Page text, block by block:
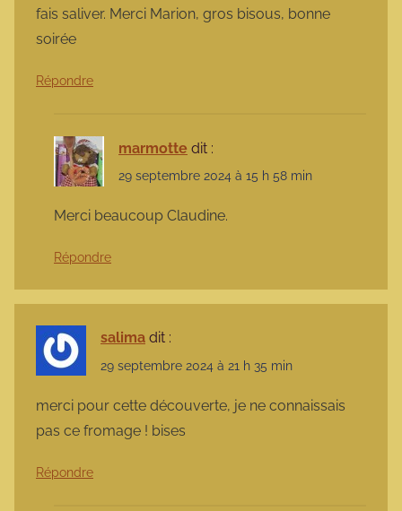
fais saliver. Merci Marion, gros bisous, bonne
soirée
Répondre
marmotte dit :
29 septembre 2024 à 15 h 58 min
Merci beaucoup Claudine.
Répondre
salima dit :
29 septembre 2024 à 21 h 35 min
merci pour cette découverte, je ne connaissais
pas ce fromage ! bises
Répondre